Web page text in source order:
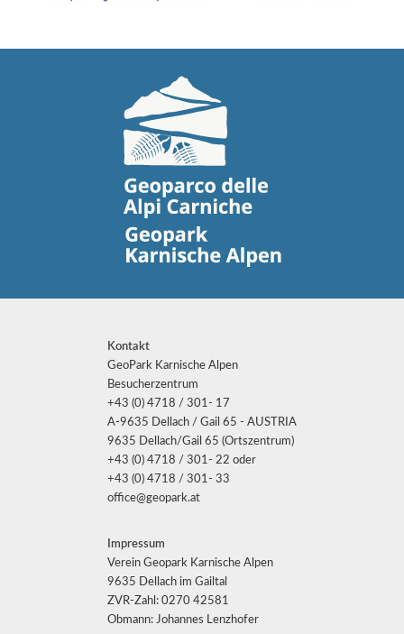
Kontakt
GeoPark Karnische Alpen
Besucherzentrum
+43 (0) 4718 / 301- 17
A-9635 Dellach / Gail 65 - AUSTRIA
9635 Dellach/Gail 65 (Ortszentrum)
+43 (0) 4718 / 301- 22 oder
+43 (0) 4718 / 301- 33
office@geopark.at
Impressum
Verein Geopark Karnische Alpen
9635 Dellach im Gailtal
ZVR-Zahl: 0270 42581
Obmann: Johannes Lenzhofer